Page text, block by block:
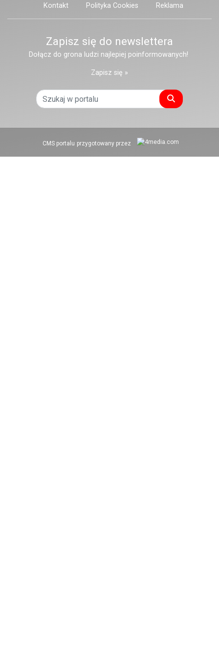
Kontakt Polityka Cookies Reklama
Zapisz się do newslettera
Dołącz do grona ludzi najlepiej poinformowanych!
Zapisz się »
Szukaj
CMS portalu przygotowany przez